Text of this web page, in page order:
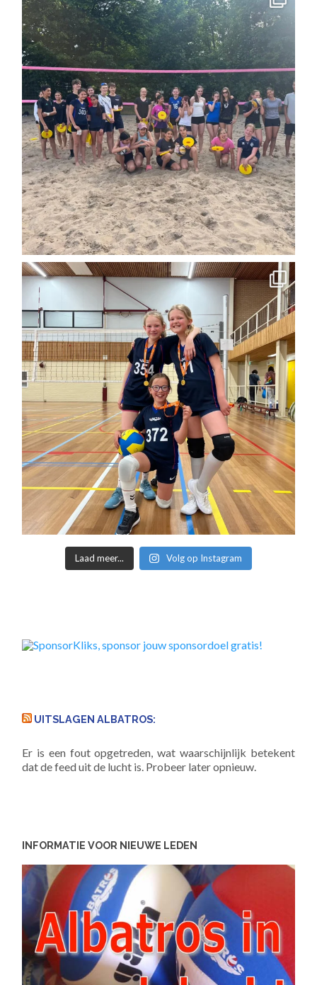
Laad meer... Volg op Instagram
UITSLAGEN ALBATROS:
Er is een fout opgetreden, wat waarschijnlijk betekent
dat de feed uit de lucht is. Probeer later opnieuw.
INFORMATIE VOOR NIEUWE LEDEN